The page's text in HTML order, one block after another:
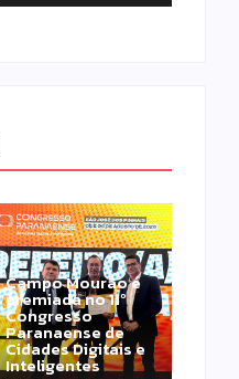
Campo Mourão é
premiada no 11º
Congresso
Paranaense de
Cidades Digitais e
Inteligentes